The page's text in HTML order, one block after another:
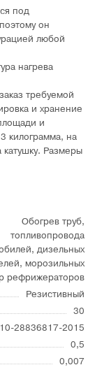
под
он
любой
нагрева
требуемой
и хранение
и
килограмма, на
Размеры
Обогрев труб,
топливопровода
дизельных
морозильных
рефрижераторов
Резистивный
30
28836817-2015
0,5
0,007